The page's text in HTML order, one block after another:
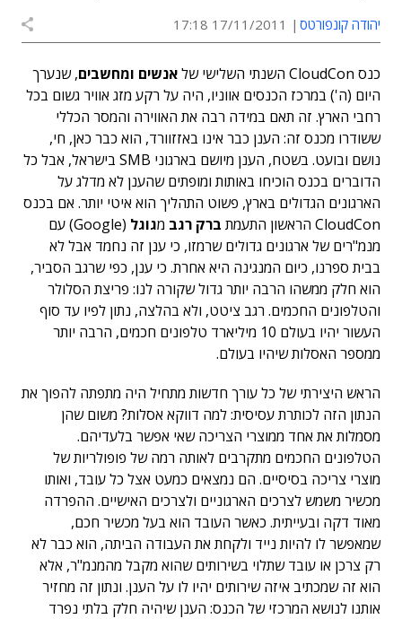
יהודה קונפורטס 17/11/2011 17:18
כנס CloudCon השנתי השלישי של אנשים ומחשבים, שנערך
היום (ה') במרכז הכנסים אווניו, היה על רקע מזג אוויר גשום בכל
רחבי הארץ. זה תאם במידה רבה את האווירה והמסר הכללי
ששודרו מכנס זה: הענן כבר אינו באזזוורד, הוא כבר כאן, חי,
נושם ובועט. בשטח, הענן מיושם בארגוני SMB בישראל, אבל כל
הדוברים בכנס הוכיחו באותות ומופתים שהענן לא מדלג על
הארגונים הגדולים בארץ, פשוט התהליך הוא איטי יותר. אם בכנס
CloudCon הראשון התעמת
ברק רגב מגוגל
(Google) עם
מנמ"רים של ארגונים גדולים שרמזו, כי ענן זה נחמד אבל לא
בבית ספרנו, כיום המנגינה היא אחרת. כי ענן, כפי שרגב הסביר,
הוא חלק ממשהו הרבה יותר גדול שקורה לנו: פריצת הסלולר
והטלפונים החכמים. רגב ציטט, ולא בהלצה, נתון לפיו עד סוף
העשור יהיו בעולם 10 מיליארד טלפונים חכמים, הרבה יותר
ממספר האסלות שיהיו בעולם.
הראש היצירתי של כל עורך חדשות מתחיל היה מתפתה להפוך את
הנתון הזה לכותרת עסיסית: למה דווקא אסלות? משום שהן
מסמלות את אחד ממוצרי הצריכה שאי אפשר בלעדיהם.
הטלפונים החכמים מתקרבים לאותה רמה של פופולריות של
מוצרי צריכה בסיסיים. הם נמצאים כמעט אצל כל עובד, ואותו
מכשיר משמש לצרכים הארגוניים ולצרכים האישיים. ההפרדה
מאוד דקה ובעייתית. כאשר העובד הוא בעל מכשיר חכם,
שמאפשר לו להיות נייד ולקחת את העבודה הביתה, הוא כבר לא
רק צרכן או עובד שתלוי בשירותים שהוא מקבל מהמנמ"ר, אלא
הוא זה שמכתיב איזה שירותים יהיו לו על הענן. ונתון זה מחזיר
אותנו לנושא המרכזי של הכנס: הענן שיהיה חלק בלתי נפרד